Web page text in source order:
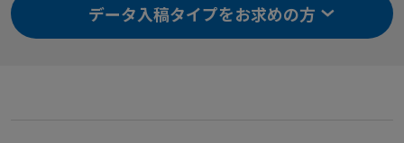
データ入稿タイプをお求めの方